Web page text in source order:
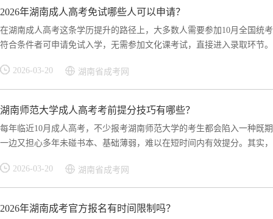
2026年湖南成人高考免试哪些人可以申请？
在湖南成人高考这条学历提升的路径上，大多数人需要参加10月全国统
符合条件者可申请免试入学，无需参加文化课考试，直接进入录取环节
2026-03-20 湖南省成考网
湖南师范大学成人高考考前提分技巧有哪些？
每年临近10月成人高考，不少报考湖南师范大学的考生都会陷入一种既
一边又担心多年未碰书本、基础薄弱，难以在短时间内有效提分。其实
2026-03-20 湖南省成考网
2026年湖南成考官方报名有时间限制吗？